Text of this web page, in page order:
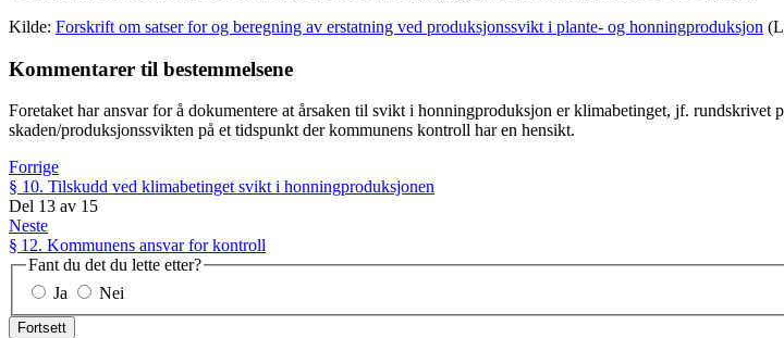
Kilde: Forskrift om satser for og beregning av erstatning ved produksjonssvikt i plante- og honningproduksjon
Kommentarer til bestemmelsene
Foretaket har ansvar for å dokumentere at årsaken til svikt i honningproduksjon er klimabetinget, jf.
skaden/produksjonssvikten på et tidspunkt der kommunens kontroll har en hensikt.
Forrige
§ 10. Tilskudd ved klimabetinget svikt i honningproduksjonen
Del 13 av 15
Neste
§ 12. Kommunens ansvar for kontroll
Fant du det du lette etter?
Ja
Nei
Fortsett